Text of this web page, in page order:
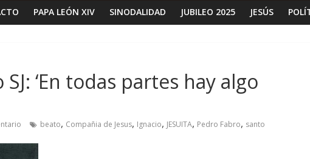
PAPA LEÓN XIV SINODALIDAD JUBILEO 2025 JESÚS
‘En todas partes hay algo
beato, Compañia de Jesus, Ignacio, JESUITA, Pedro Fabro, santo